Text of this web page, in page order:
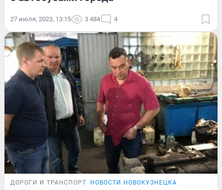
27 июля, 2023, 13:15 3 484 4
ДОРОГИ И ТРАНСПОРТ НОВОСТИ НОВОКУЗНЕЦКА